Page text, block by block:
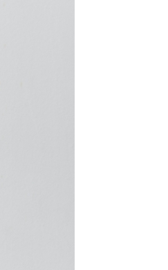
交易相關給付款項請
之同意方可使用
，本公司不負相關責
用戶狀況，依本公司
形，本公司將視審查